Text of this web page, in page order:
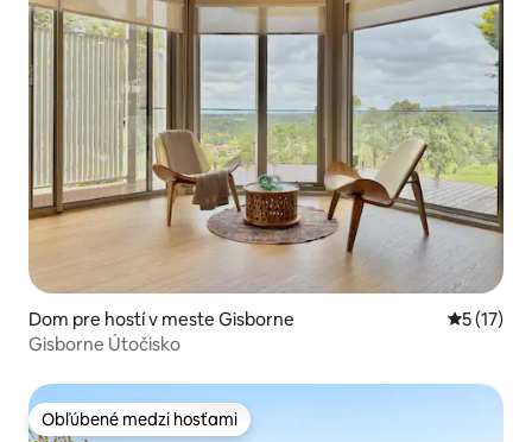
Dom pre hostí v meste Gisborne
5 (17)
Gisborne Útočisko
Obľúbené medzi hosťami
Obľúbené medzi hosťami